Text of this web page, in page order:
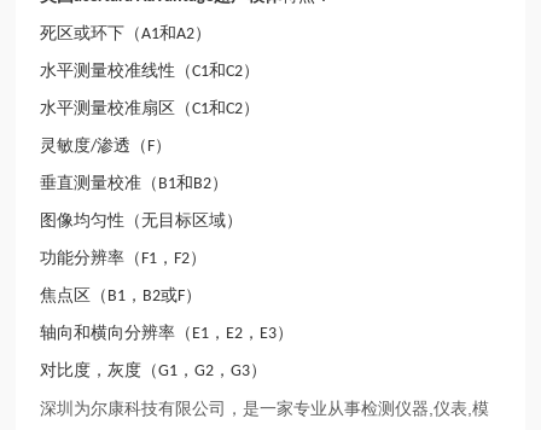
死区或环下（A1和A2）
水平测量校准线性（C1和C2）
水平测量校准扇区（C1和C2）
灵敏度/渗透（ F）
垂直测量校准（ B1和B2）
图像均匀性（无目标区域）
功能分辨率（ F1 ， F2）
焦点区（ B1 ， B2或F）
轴向和横向分辨率（ E1 ， E2 ， E3）
对比度，灰度（G1 ，G2 ，G3）
深圳为尔康科技有限公司，是一家专业从事检测仪器,仪表,模